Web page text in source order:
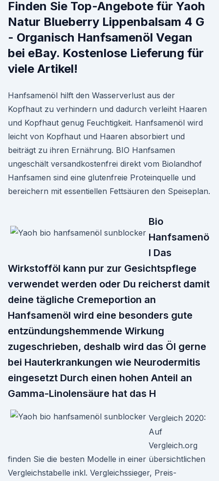
Finden Sie Top-Angebote für Yaoh
Natur Blueberry Lippenbalsam 4 G
- Organisch Hanfsamenöl Vegan
bei eBay. Kostenlose Lieferung für
viele Artikel!
Hanfsamenöl hilft den Wasserverlust aus der
Kopfhaut zu verhindern und dadurch verleiht Haaren
und Kopfhaut genug Feuchtigkeit. Hanfsamenöl wird
leicht von Kopfhaut und Haaren absorbiert und
beiträgt zu ihren Ernährung. BIO Hanfsamen
ungeschält versandkostenfrei direkt vom Biolandhof
Hanfsamen sind eine glutenfreie Proteinquelle und
bereichern mit essentiellen Fettsäuren den Speiseplan.
Bio
Hanfsamenö
l Das
Wirkstofföl kann pur zur Gesichtspflege
verwendet werden oder Du reicherst damit
deine tägliche Cremeportion an
Hanfsamenöl wird eine besonders gute
entzündungshemmende Wirkung
zugeschrieben, deshalb wird das Öl gerne
bei Hauterkrankungen wie Neurodermitis
eingesetzt Durch einen hohen Anteil an
Gamma-Linolensäure hat das H
Vergleich 2020:
Auf
Vergleich.org
finden Sie die besten Modelle in einer übersichtlichen
Vergleichstabelle inkl. Vergleichssieger, Preis-